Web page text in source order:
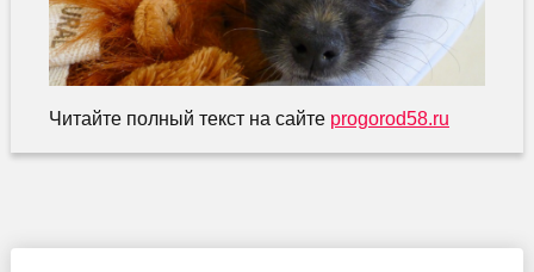
Читайте полный текст на сайте progorod58.ru